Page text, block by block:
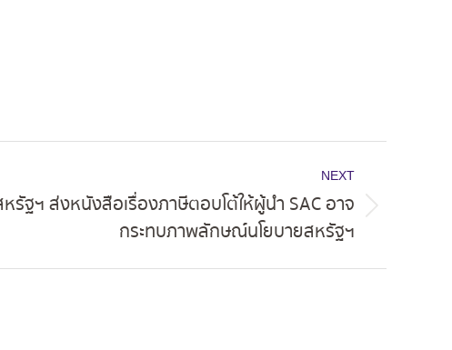
NEXT
ฐฯ ส่งหนังสือเรื่องภาษีตอบโต้ให้ผู้นำ SAC อาจ
กระทบภาพลักษณ์นโยบายสหรัฐฯ